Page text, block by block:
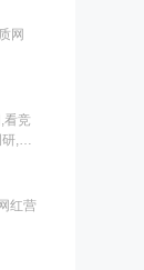
网
看竞
,有
红营